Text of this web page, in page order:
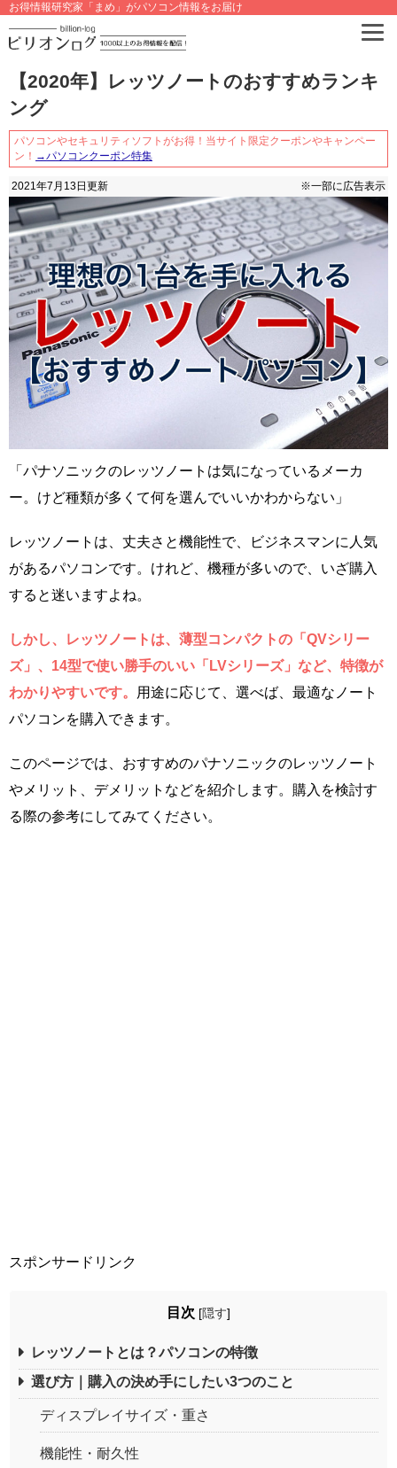
お得情報研究家「まめ」がパソコン情報をお届け
【2020年】レッツノートのおすすめランキ
ング
パソコンやセキュリティソフトがお得！当サイト限定クーポンやキャンペー
ン！ →パソコンクーポン特集
2021年7月13日 更新 ※一部に広告表示
「パナソニックのレッツノートは気になっているメーカ
ー。けど種類が多くて何を選んでいいかわからない」
レッツノートは、丈夫さと機能性で、ビジネスマンに人気
があるパソコンです。けれど、機種が多いので、いざ購入
すると迷いますよね。
しかし、レッツノートは、薄型コンパクトの「QVシリー
ズ」、14型で使い勝手のいい「LVシリーズ」など、特徴が
わかりやすいです。
用途に応じて、選べば、最適なノート
パソコンを購入できます。
このページでは、おすすめのパナソニックのレッツノート
やメリット、デメリットなどを紹介します。購入を検討す
る際の参考にしてみてください。
スポンサードリンク
目次 [隠す]
レッツノートとは？パソコンの特徴
選び方｜購入の決め手にしたい3つのこと
ディスプレイサイズ・重さ
機能性・耐久性